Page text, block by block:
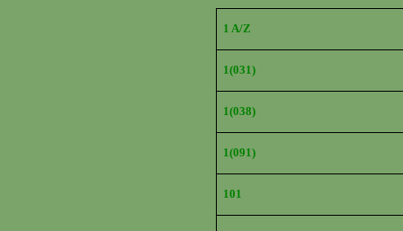
1 A/Z
1(031)
1(038)
1(091)
101